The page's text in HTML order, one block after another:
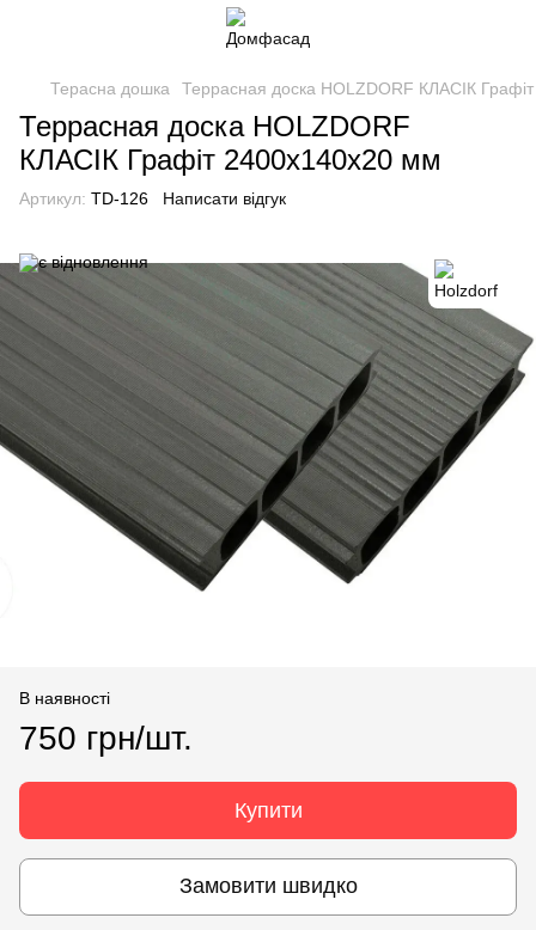
Терасна дошка Террасная доска HOLZDORF КЛАСІК Графіт
Террасная доска HOLZDORF
КЛАСІК Графіт 2400x140x20 мм
Артикул: TD-126 Написати відгук
В наявності
750 грн/шт.
Купити
Замовити швидко